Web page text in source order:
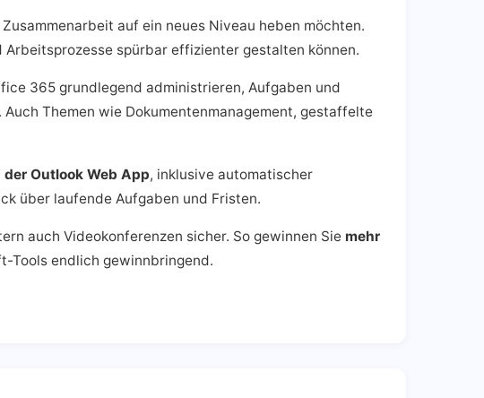
auf ein neues Niveau heben möchten.
spürbar effizienter gestalten können.
365 grundlegend administrieren, Aufgaben und
Themen wie Dokumentenmanagement, gestaffelte
Outlook Web App, inklusive automatischer
über laufende Aufgaben und Fristen.
auch Videokonferenzen sicher. So gewinnen Sie mehr
Tools endlich gewinnbringend.